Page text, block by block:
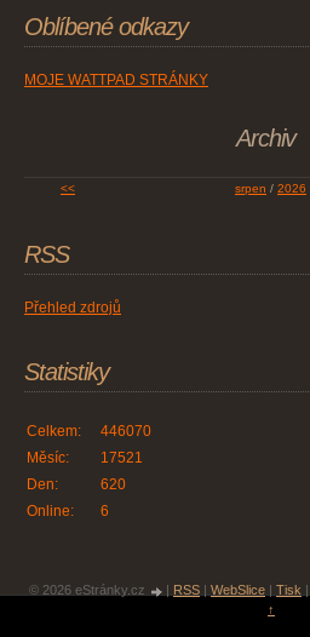
Oblíbené odkazy
MOJE WATTPAD STRÁNKY
Archiv
<< srpen / 2026
RSS
Přehled zdrojů
Statistiky
Online: 6
Celkem:
446070
Měsíc:
17521
Den:
620
© 2026 eStránky.cz RSS WebSlice Tisk
↑